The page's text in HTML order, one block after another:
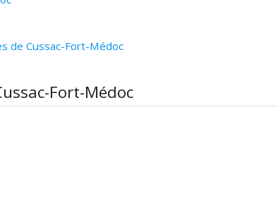
de Cussac-Fort-Médoc
Fort-Médoc